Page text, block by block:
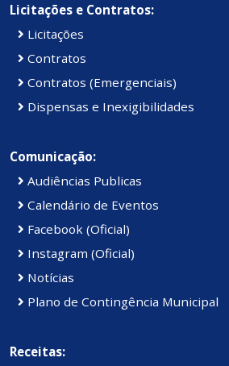
Licitações e Contratos:
Licitações
Contratos
Contratos (Emergenciais)
Dispensas e Inexigibilidades
Comunicação:
Audiências Publicas
Calendário de Eventos
Facebook (Oficial)
Instagram (Oficial)
Notícias
Plano de Contingência Municipal
Receitas: